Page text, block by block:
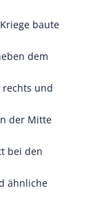
baute
dem
rechts und
der Mitte
bei den
ähnliche